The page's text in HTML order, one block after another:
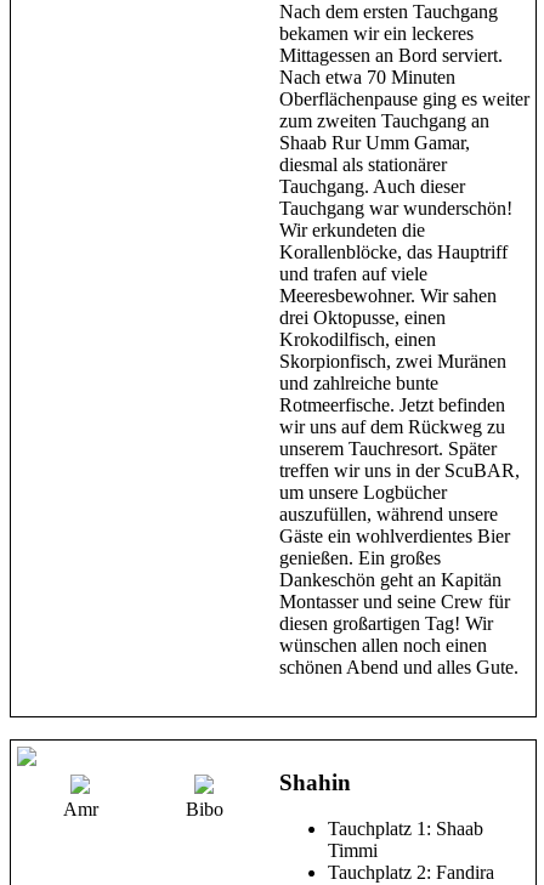
Nach dem ersten Tauchgang
bekamen wir ein leckeres
Mittagessen an Bord serviert.
Nach etwa 70 Minuten
Oberflächenpause ging es weiter
zum zweiten Tauchgang an
Shaab Rur Umm Gamar,
diesmal als stationärer
Tauchgang. Auch dieser
Tauchgang war wunderschön!
Wir erkundeten die
Korallenblöcke, das Hauptriff
und trafen auf viele
Meeresbewohner. Wir sahen
drei Oktopusse, einen
Krokodilfisch, einen
Skorpionfisch, zwei Muränen
und zahlreiche bunte
Rotmeerfische. Jetzt befinden
wir uns auf dem Rückweg zu
unserem Tauchresort. Später
treffen wir uns in der ScuBAR,
um unsere Logbücher
auszufüllen, während unsere
Gäste ein wohlverdientes Bier
genießen. Ein großes
Dankeschön geht an Kapitän
Montasser und seine Crew für
diesen großartigen Tag! Wir
wünschen allen noch einen
schönen Abend und alles Gute.
Amr Bibo
Shahin
Tauchplatz 1: Shaab
Timmi
Tauchplatz 2: Fandira